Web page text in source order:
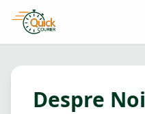
Despre Noi